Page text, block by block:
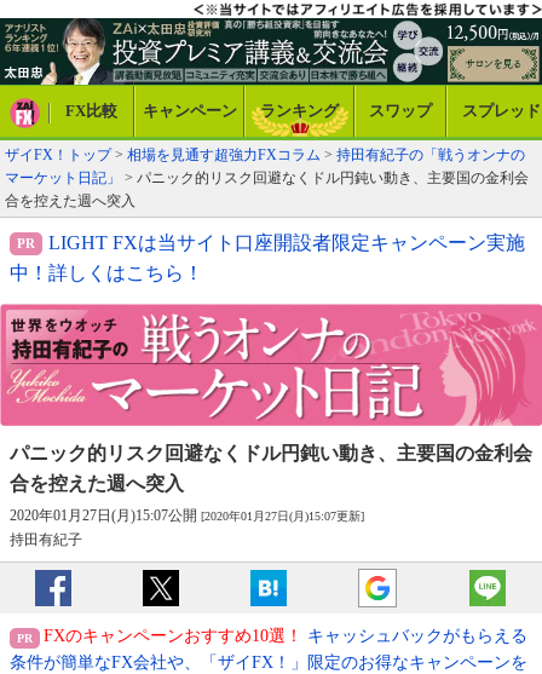
FX比較 キャンペーン ランキング スワップ スプレッド
ザイFX！トップ> 相場を見通す超強力FXコラム > 持田有紀子の「戦うオンナの
マーケット日記」
> パニック的リスク回避なくドル円鈍い動き、主要国の金利会
合を控えた週へ突入
LIGHT FXは当サイト口座開設者限定キャンペーン実施
中！詳しくはこちら！
パニック的リスク回避なくドル円鈍い動き、 主要国の金利会
合を控えた週へ突入
2020年01月27日(月)15:07公開 [2020年01月27日(月)15:07更新]
持田有紀子
FXのキャンペーンおすすめ10選！
キャッシュバックがもらえる
条件が簡単なFX会社や、「ザイFX！」限定のお得なキャンペーンを